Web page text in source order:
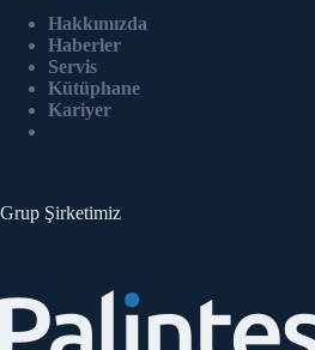
Hakkımızda
Haberler
Servis
Kütüphane
Kariyer
Grup Şirketimiz